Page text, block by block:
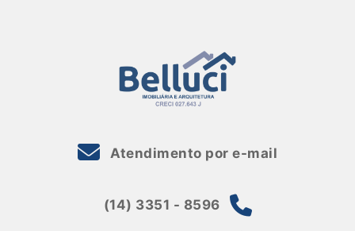
Atendimento por e-mail
(14) 3351 - 8596